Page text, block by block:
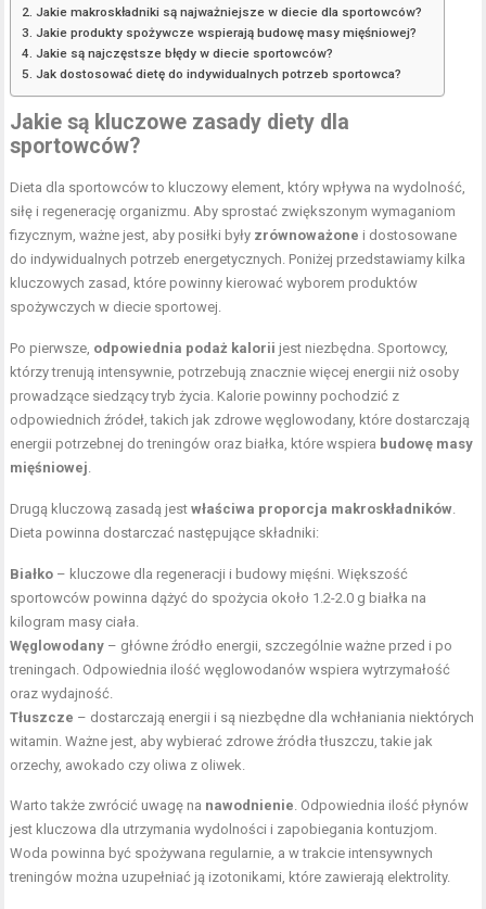
Jakie makroskładniki są najważniejsze w diecie dla sportowców?
Jakie produkty spożywcze wspierają budowę masy mięśniowej?
Jakie są najczęstsze błędy w diecie sportowców?
Jak dostosować dietę do indywidualnych potrzeb sportowca?
Jakie są kluczowe zasady diety dla
sportowców?
Dieta dla sportowców to kluczowy element, który wpływa na wydolność,
siłę i regenerację organizmu. Aby sprostać zwiększonym wymaganiom
fizycznym, ważne jest, aby posiłki były zrównoważone i dostosowane
do indywidualnych potrzeb energetycznych. Poniżej przedstawiamy kilka
kluczowych zasad, które powinny kierować wyborem produktów
spożywczych w diecie sportowej.
Po pierwsze, odpowiednia podaż kalorii jest niezbędna. Sportowcy,
którzy trenują intensywnie, potrzebują znacznie więcej energii niż osoby
prowadzące siedzący tryb życia. Kalorie powinny pochodzić z
odpowiednich źródeł, takich jak zdrowe węglowodany, które dostarczają
energii potrzebnej do treningów oraz białka, które wspiera budowę masy
mięśniowej.
Drugą kluczową zasadą jestwłaściwa proporcja makroskładników.
Dieta powinna dostarczać następujące składniki:
Białko – kluczowe dla regeneracji i budowy mięśni. Większość
sportowców powinna dążyć do spożycia około 1.2-2.0 g białka na
kilogram masy ciała.
Węglowodany – główne źródło energii, szczególnie ważne przed i po
treningach. Odpowiednia ilość węglowodanów wspiera wytrzymałość
oraz wydajność.
Tłuszcze – dostarczają energii i są niezbędne dla wchłaniania niektórych
witamin. Ważne jest, aby wybierać zdrowe źródła tłuszczu, takie jak
orzechy, awokado czy oliwa z oliwek.
Warto także zwrócić uwagę na nawodnienie. Odpowiednia ilość płynów
jest kluczowa dla utrzymania wydolności i zapobiegania kontuzjom.
Woda powinna być spożywana regularnie, a w trakcie intensywnych
treningów można uzupełniać ją izotonikami, które zawierają elektrolity.